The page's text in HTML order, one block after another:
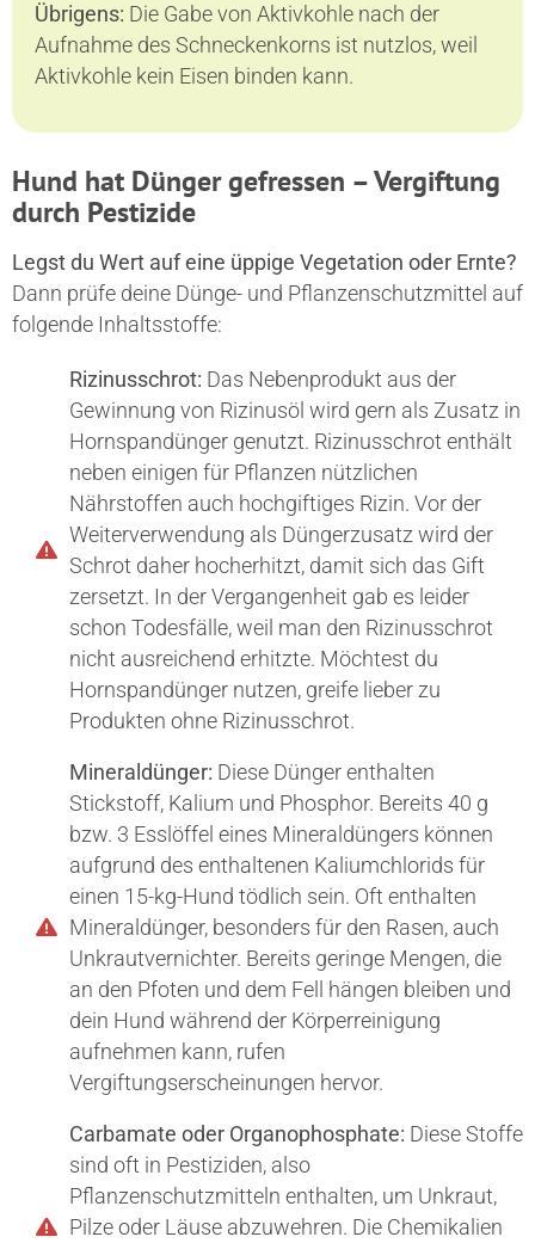
Übrigens: Die Gabe von Aktivkohle nach der
Aufnahme des Schneckenkorns ist nutzlos, weil
Aktivkohle kein Eisen binden kann.
Hund hat Dünger gefressen – Vergiftung
durch Pestizide
Legst du Wert auf eine üppige Vegetation oder Ernte?
Dann prüfe deine Dünge- und Pflanzenschutzmittel auf
folgende Inhaltsstoffe:
Rizinusschrot: Das Nebenprodukt aus der
Gewinnung von Rizinusöl wird gern als Zusatz in
Hornspandünger genutzt. Rizinusschrot enthält
neben einigen für Pflanzen nützlichen
Nährstoffen auch hochgiftiges Rizin. Vor der
Weiterverwendung als Düngerzusatz wird der
Schrot daher hocherhitzt, damit sich das Gift
zersetzt. In der Vergangenheit gab es leider
schon Todesfälle, weil man den Rizinusschrot
nicht ausreichend erhitzte. Möchtest du
Hornspandünger nutzen, greife lieber zu
Produkten ohne Rizinusschrot.
Mineraldünger: Diese Dünger enthalten
Stickstoff, Kalium und Phosphor. Bereits 40 g
bzw. 3 Esslöffel eines Mineraldüngers können
aufgrund des enthaltenen Kaliumchlorids für
einen 15-kg-Hund tödlich sein. Oft enthalten
Mineraldünger, besonders für den Rasen, auch
Unkrautvernichter. Bereits geringe Mengen, die
an den Pfoten und dem Fell hängen bleiben und
dein Hund während der Körperreinigung
aufnehmen kann, rufen
Vergiftungserscheinungen hervor.
Carbamate oder Organophosphate: Diese Stoffe
sind oft in Pestiziden, also
Pflanzenschutzmitteln enthalten, um Unkraut,
Pilze oder Läuse abzuwehren. Die Chemikalien